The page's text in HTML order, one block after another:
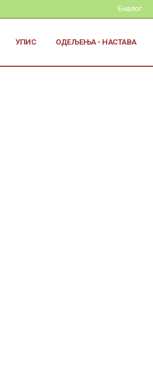
Е-налог
УПИС ОДЕЉЕЊА - НАСТАВА